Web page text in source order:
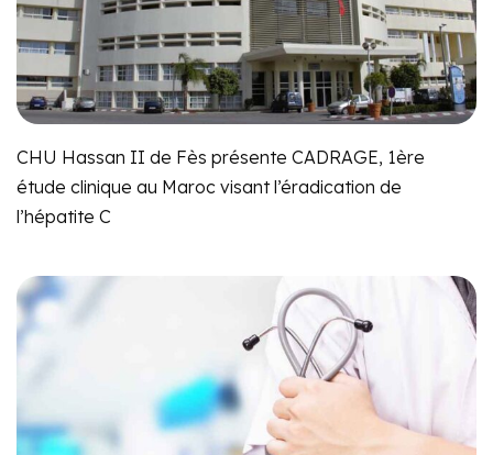
CHU Hassan II de Fès présente CADRAGE, 1ère
étude clinique au Maroc visant l’éradication de
l’hépatite C